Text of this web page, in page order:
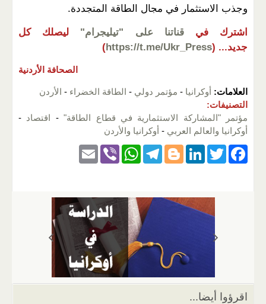
وجذب الاستثمار في مجال الطاقة المتجددة.
اشترك في قناتنا على "تيليجرام"
ليصلك كل
جديد... (
https://t.me/Ukr_Press
)
الصحافة الأردنية
العلامات: أوكرانيا - مؤتمر دولي - الطاقة الخضراء - الأردن
التصنيفات:
مؤتمر "المشاركة الاستثمارية في قطاع الطاقة"- اقتصاد -
أوكرانيا والعالم العربي - أوكرانيا والأردن
F
k
T
er
Li
e
n
Bl
T
gr
a
m
W
s
A
p
p
Vi
اقرؤوا أيضا...